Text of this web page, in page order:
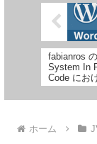
fabianros
System In
Code にお
ションの脆
ホーム